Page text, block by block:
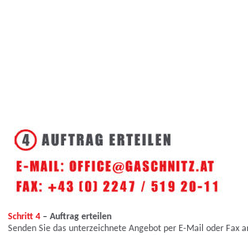
Schritt 4 – Auftrag erteilen
Senden Sie das unterzeichnete Angebot per E-Mail oder Fax